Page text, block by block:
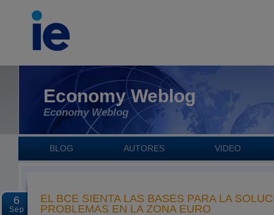
Economy Weblog
Economy Weblog
BLOG AUTORES VIDEO
6
Sep
EL BCE SIENTA LAS BASES PARA LA
PROBLEMAS EN LA ZONA EURO